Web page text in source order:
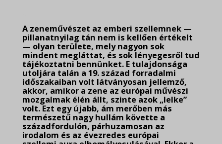
A zeneművészet az emberi szellemnek —
pillanatnyilag tán nem is kellően értékelt
— olyan területe, mely nagyon sok
mindent megláttat, és sok lényegesről tud
tájékoztatni bennünket. E tulajdonsága
utoljára talán a 19. század forradalmi
időszakaiban volt látványosan jellemző,
akkor, amikor a zene az európai művészi
mozgalmak élén állt, szinte azok „lelke”
volt. Ezt egy újabb, ám merőben más
természetű nagy hullám követte a
századfordulón, párhuzamosan az
irodalom és az évezredes európai